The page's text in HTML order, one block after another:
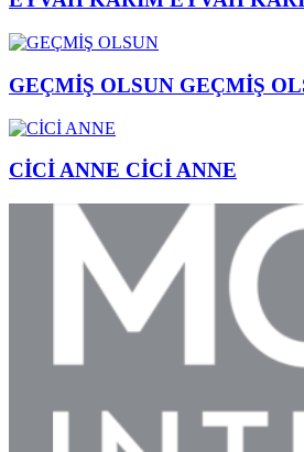
GEÇMİŞ OLSUN GEÇMİŞ
CİCİ ANNE CİCİ ANNE